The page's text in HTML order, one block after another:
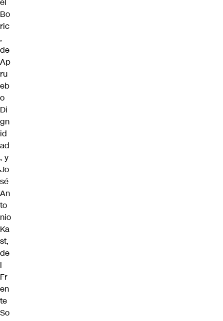
el
Bo
ric
,
de
Ap
ru
eb
o
Di
gn
id
ad
, y
Jo
sé
An
to
nio
Ka
st,
de
l
Fr
en
te
So